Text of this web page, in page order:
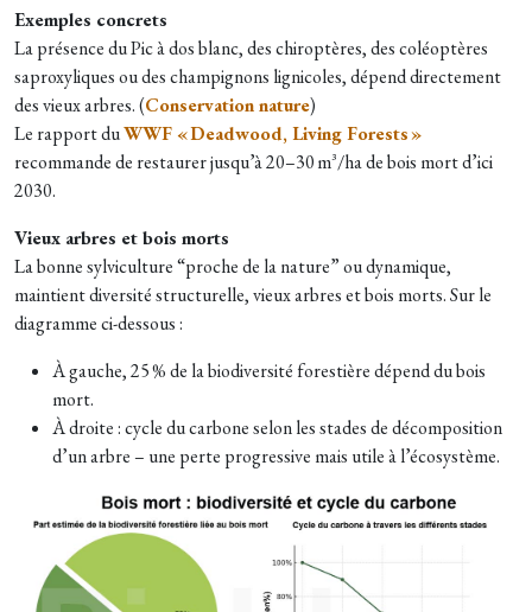
Exemples concrets
La présence du Pic à dos blanc, des chiroptères, des coléoptères
saproxyliques ou des champignons lignicoles, dépend directement
des vieux arbres. (Conservation nature)
Le rapport duWWF « Deadwood, Living Forests »
recommande de restaurer jusqu’à 20–30 m³/ha de bois mort d’ici
2030.
Vieux arbres et bois morts
La bonne sylviculture “proche de la nature” ou dynamique,
maintient diversité structurelle, vieux arbres et bois morts. Sur le
diagramme ci-dessous :
Àgauche, 25 % de la biodiversité forestière dépend du bois
mort.
À droite : cycle du carbone selon les stades de décomposition
d’un arbre – une perte progressive mais utile à l’écosystème.